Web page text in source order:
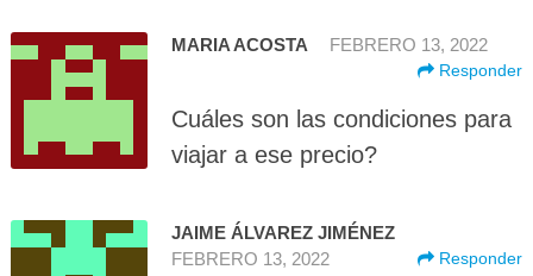
MARIA ACOSTA FEBRERO 13, 2022
Responder
Cuáles son las condiciones para
viajar a ese precio?
JAIME ÁLVAREZ JIMÉNEZ
FEBRERO 13, 2022
Responder